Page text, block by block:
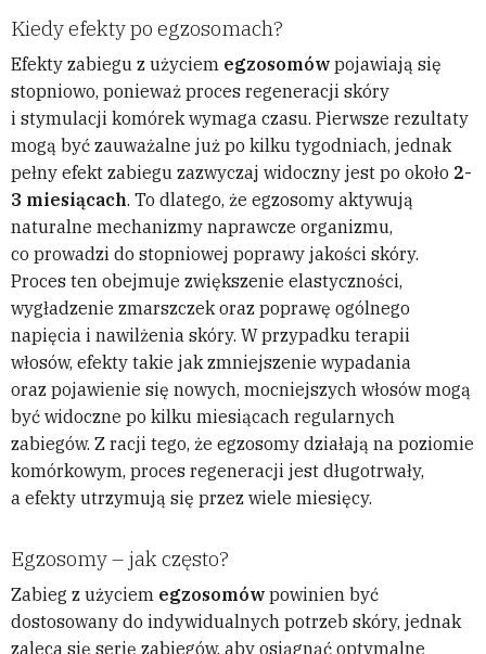
Kiedy efekty po egzosomach?
Efekty zabiegu z użyciem egzosomów pojawiają się
stopniowo, ponieważ proces regeneracji skóry
i stymulacji komórek wymaga czasu. Pierwsze rezultaty
mogą być zauważalne już po kilku tygodniach, jednak
pełny efekt zabiegu zazwyczaj widoczny jest po około 2-
3 miesiącach. To dlatego, że egzosomy aktywują
naturalne mechanizmy naprawcze organizmu,
co prowadzi do stopniowej poprawy jakości skóry.
Proces ten obejmuje zwiększenie elastyczności,
wygładzenie zmarszczek oraz poprawę ogólnego
napięcia i nawilżenia skóry. W przypadku terapii
włosów, efekty takie jak zmniejszenie wypadania
oraz pojawienie się nowych, mocniejszych włosów mogą
być widoczne po kilku miesiącach regularnych
zabiegów. Z racji tego, że egzosomy działają na poziomie
komórkowym, proces regeneracji jest długotrwały,
a efekty utrzymują się przez wiele miesięcy.
Egzosomy – jak często?
Zabieg z użyciem egzosomów powinien być
dostosowany do indywidualnych potrzeb skóry, jednak
zaleca się serię zabiegów, aby osiągnąć optymalne